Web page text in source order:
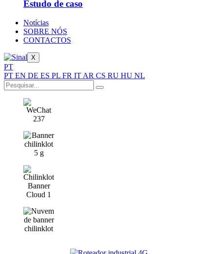
Estudo de caso
Notícias
SOBRE NÓS
CONTACTOS
X
PT
PT EN DE ES PL FR IT AR CS RU HU NL